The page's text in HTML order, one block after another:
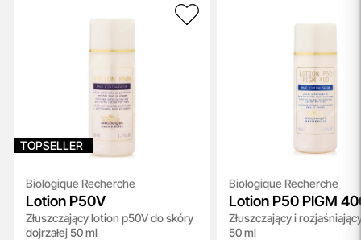
TOPSELLER
Biologique Recherche
Lotion P50V
Złuszczający lotion p50V do skóry
dojrzałej 50 ml
Biologique Recherche
Lotion P50 PIGM
Złuszczający i
50 ml